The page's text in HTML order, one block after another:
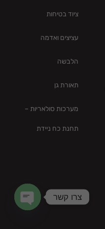
ציוד בטיחות
עציצים ואדמה
הלבשה
תאורת גן
מערכות סולאריות –
תחנת כח ניידת
צרו קשר